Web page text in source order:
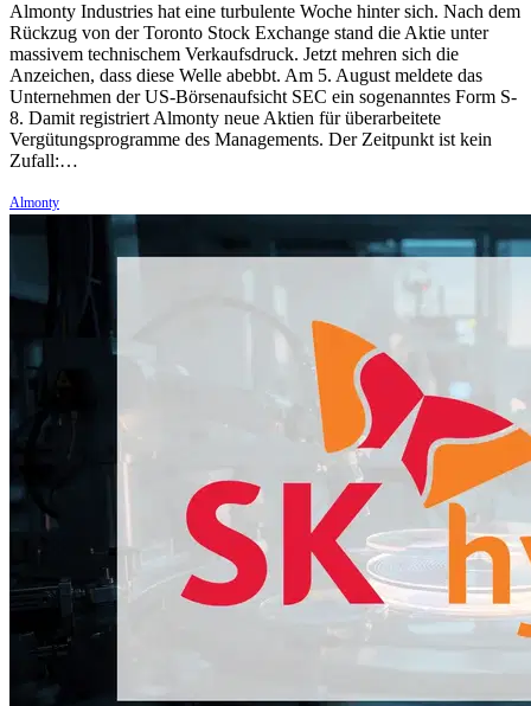
Almonty Industries hat eine turbulente Woche hinter sich. Nach dem
Rückzug von der Toronto Stock Exchange stand die Aktie unter
massivem technischem Verkaufsdruck. Jetzt mehren sich die
Anzeichen, dass diese Welle abebbt. Am 5. August meldete das
Unternehmen der US-Börsenaufsicht SEC ein sogenanntes Form S-
8. Damit registriert Almonty neue Aktien für überarbeitete
Vergütungsprogramme des Managements. Der Zeitpunkt ist kein
Zufall:…
Almonty